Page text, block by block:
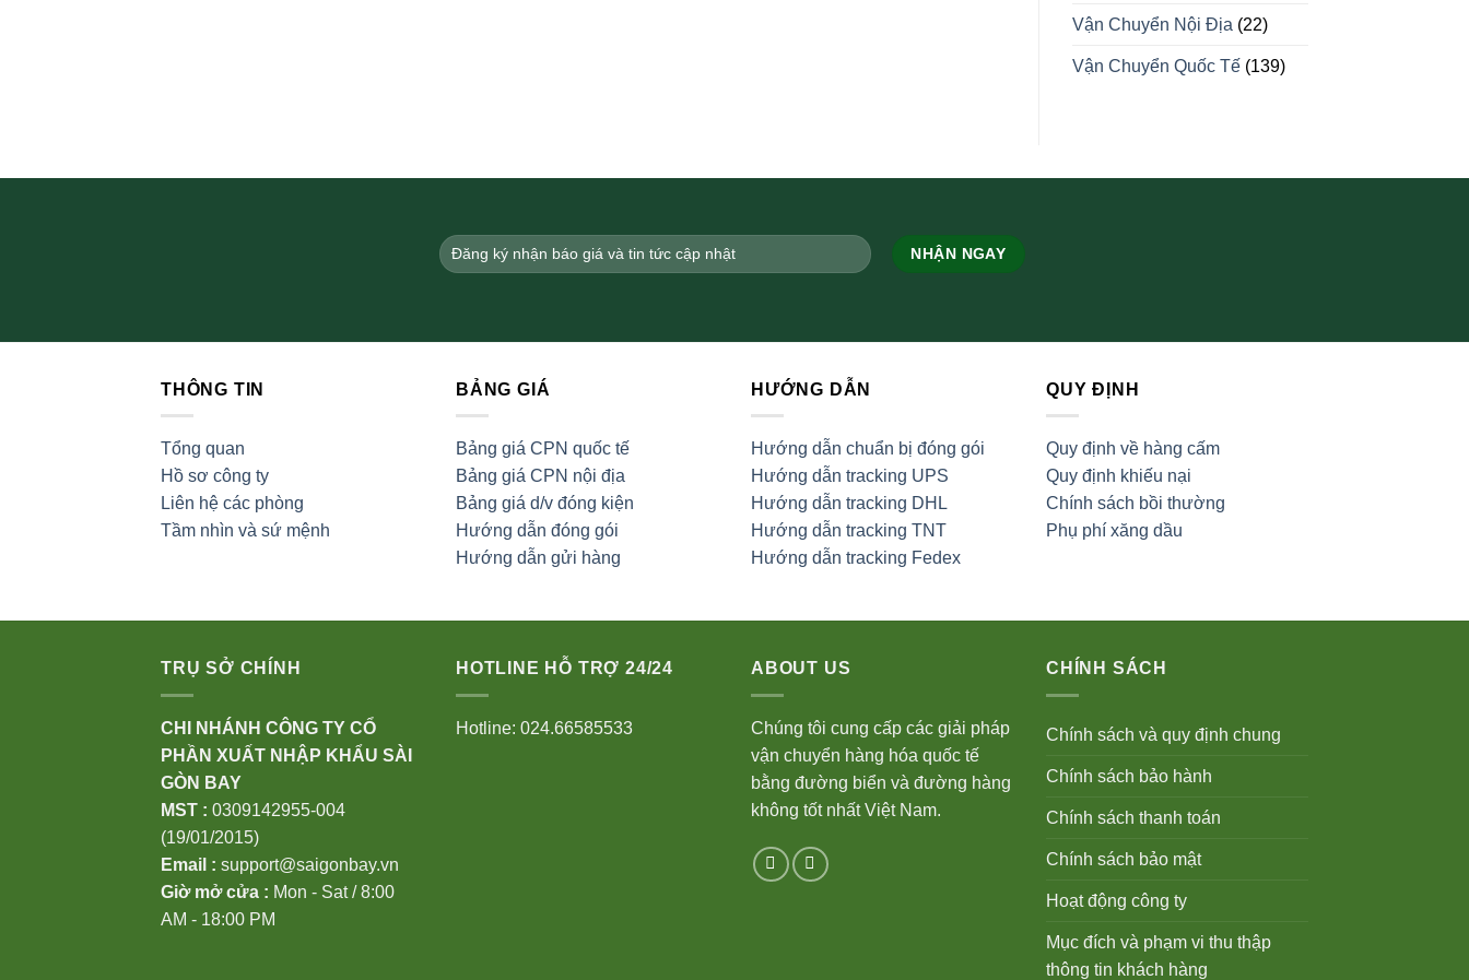
Vận Chuyển Nội Địa (22)
Vận Chuyển Quốc Tế(139)
THÔNG TIN
Tổng quan
Hồ sơ công ty
Liên hệ các phòng
Tầm nhìn và sứ mệnh
BẢNG GIÁ
Bảng giá CPN quốc tế
Bảng giá CPN nội địa
Bảng giá d/v đóng kiện
Hướng dẫn đóng gói
Hướng dẫn gửi hàng
HƯỚNG DẪN
Hướng dẫn chuẩn bị đóng gói
Hướng dẫn tracking UPS
Hướng dẫn tracking DHL
Hướng dẫn tracking TNT
Hướng dẫn tracking Fedex
QUY ĐỊNH
Quy định về hàng cấm
Quy định khiếu nại
Chính sách bồi thường
Phụ phí xăng dầu
TRỤ SỞ CHÍNH
CHI NHÁNH CÔNG TY CỔ
PHẦN XUẤT NHẬP KHẨU SÀI
GÒN BAY
MST : 0309142955-004
(19/01/2015)
Email : support@saigonbay.vn
Giờ mở cửa : Mon - Sat / 8:00
AM - 18:00 PM
HOTLINE HỖ TRỢ 24/24
Hotline: 024.66585533
ABOUT US
Chúng tôi cung cấp các giải pháp
vận chuyển hàng hóa quốc tế
bằng đường biển và đường hàng
không tốt nhất Việt Nam.
CHÍNH SÁCH
Chính sách và quy định chung
Chính sách bảo hành
Chính sách thanh toán
Chính sách bảo mật
Hoạt động công ty
Mục đích và phạm vi thu thập
thông tin khách hàng